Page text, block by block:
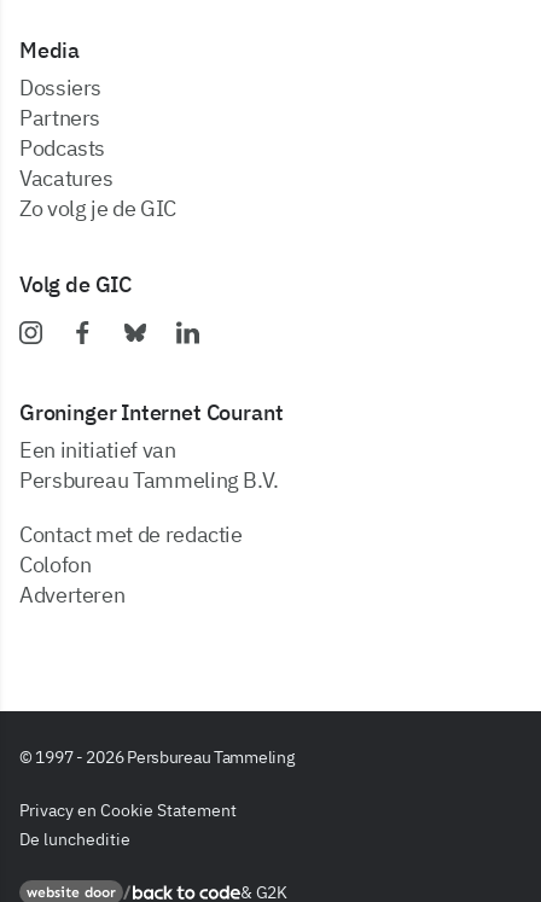
Media
dossiers
partners
podcasts
vacatures
zo volg je de GIC
Volg de GIC
Groninger Internet Courant
Een initiatief van
Persbureau Tammeling B.V.
Contact met de redactie
Colofon
Adverteren
© 1997 - 2026 Persbureau Tammeling
Privacy en Cookie Statement
De luncheditie
website doorBack to code & G2K